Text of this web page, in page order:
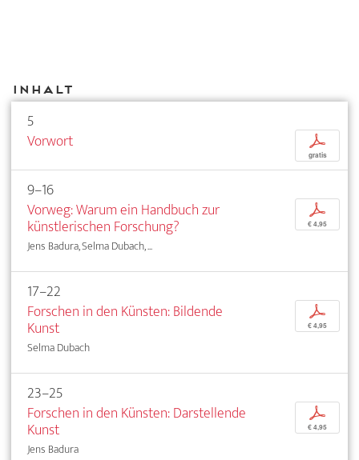
Inhalt
5
Vorwort
p
gratis
9–16
Vorweg: Warum ein Handbuch zur
künstlerischen Forschung?
Jens Badura, Selma Dubach, ...
p
€ 4,95
17–22
Forschen in den Künsten: Bildende
Kunst
Selma Dubach
p
€ 4,95
23–25
Forschen in den Künsten: Darstellende
Kunst
Jens Badura
p
€ 4,95